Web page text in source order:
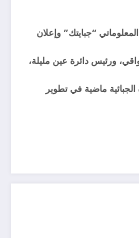
يوم 05/04/2024 على الإطلاق الرسمي للنظام المعلوماتي “جبايتك” وإعلان
ورئيس دائرة عين مليلة،
ماضية في تطوير